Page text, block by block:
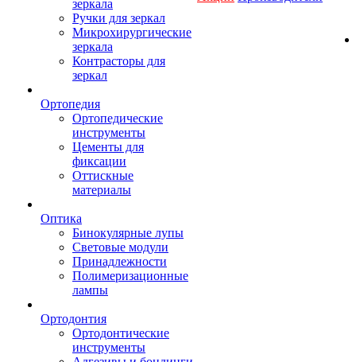
зеркала
Ручки для зеркал
Микрохирургические
зеркала
Контрасторы для
зеркал
Ортопедия
Ортопедические
инструменты
Цементы для
фиксации
Оттискные
материалы
Оптика
Бинокулярные лупы
Световые модули
Принадлежности
Полимеризационные
лампы
Ортодонтия
Ортодонтические
инструменты